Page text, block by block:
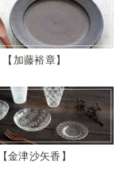
加藤裕章
金津沙矢香